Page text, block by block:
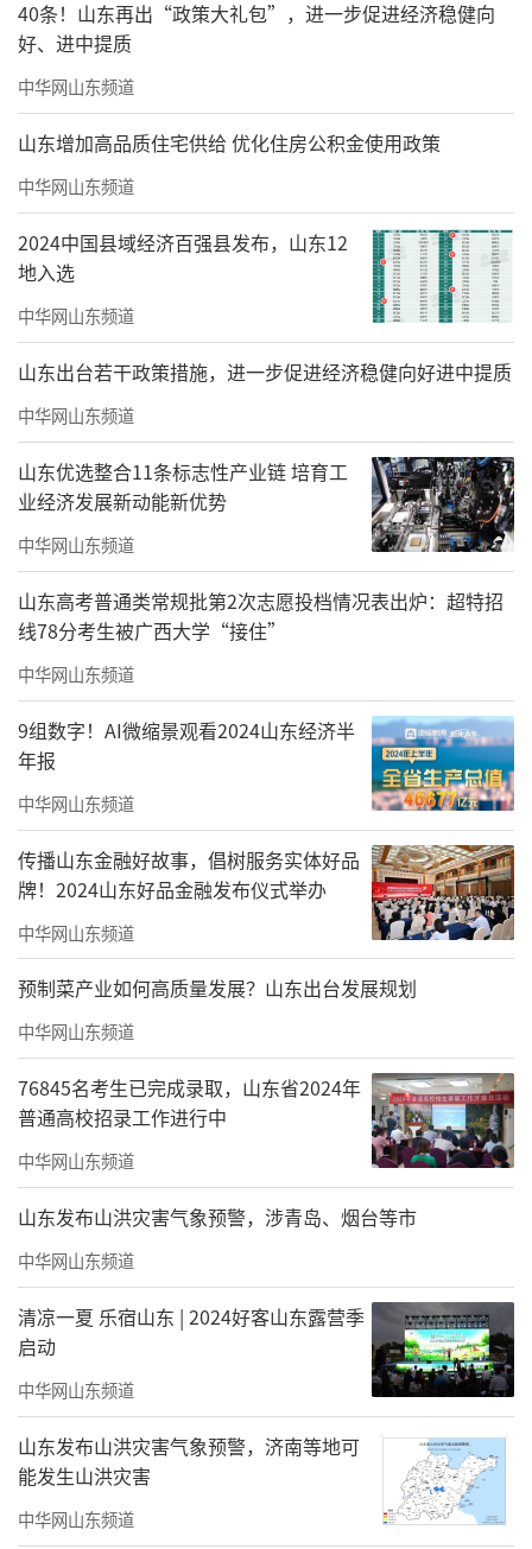
【莫建成】双鹤系列图（四条屏·二）
40条！山东再出“政策大礼包”，进一步促进经济稳健向
好、进中提质
中华网山东频道
山东增加高品质住宅供给 优化住房公积金使用政策
中华网山东频道
2024中国县域经济百强县发布，山东12
地入选
中华网山东频道
山东出台若干政策措施，进一步促进经济稳健向好进中提质
中华网山东频道
山东优选整合11条标志性产业链 培育工
业经济发展新动能新优势
中华网山东频道
山东高考普通类常规批第2次志愿投档情况表出炉：超特招
线78分考生被广西大学“接住”
中华网山东频道
9组数字！AI微缩景观看2024山东经济半
年报
中华网山东频道
传播山东金融好故事，倡树服务实体好品
牌！2024山东好品金融发布仪式举办
中华网山东频道
预制菜产业如何高质量发展？山东出台发展规划
中华网山东频道
76845名考生已完成录取，山东省2024年
普通高校招录工作进行中
中华网山东频道
山东发布山洪灾害气象预警，涉青岛、烟台等市
中华网山东频道
清凉一夏 乐宿山东 | 2024好客山东露营季
启动
中华网山东频道
山东发布山洪灾害气象预警，济南等地可
能发生山洪灾害
中华网山东频道